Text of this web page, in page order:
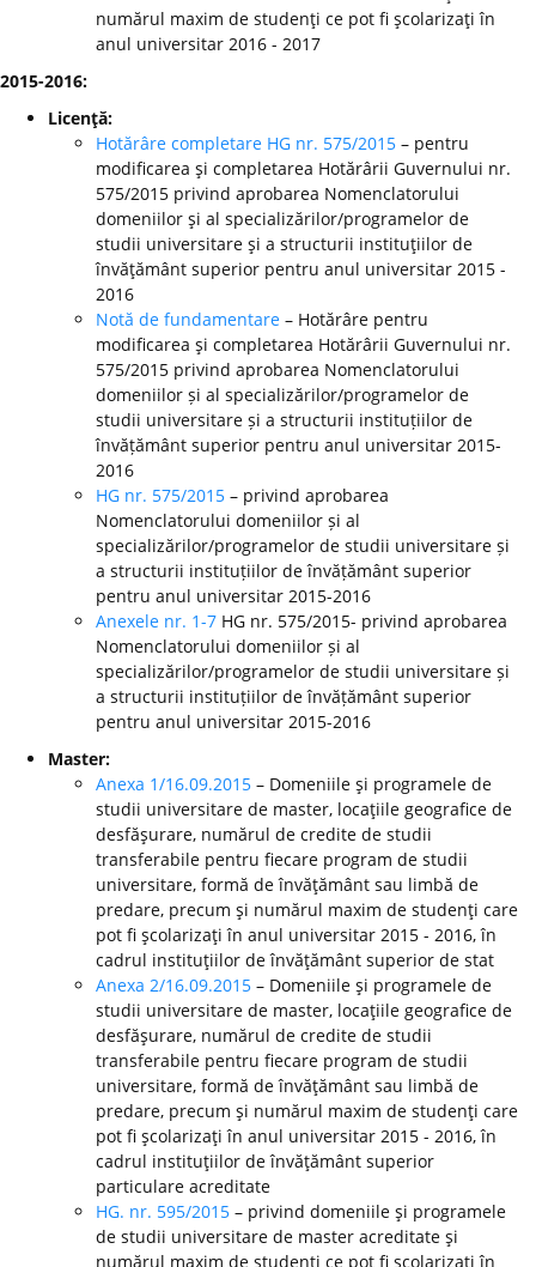
numărul maxim de studenţi ce pot fi şcolarizaţi în
anul universitar 2016 - 2017
2015-2016:
Licenţă:
Hotărâre completare HG nr. 575/2015 – pentru
modificarea şi completarea Hotărârii Guvernului nr.
575/2015 privind aprobarea Nomenclatorului
domeniilor şi al specializărilor/programelor de
studii universitare şi a structurii instituţiilor de
învăţământ superior pentru anul universitar 2015 -
2016
Notă de fundamentare – Hotărâre pentru
modificarea şi completarea Hotărârii Guvernului nr.
575/2015 privind aprobarea Nomenclatorului
domeniilor și al specializărilor/programelor de
studii universitare și a structurii instituțiilor de
învățământ superior pentru anul universitar 2015-
2016
HG nr. 575/2015 – privind aprobarea
Nomenclatorului domeniilor și al
specializărilor/programelor de studii universitare și
a structurii instituțiilor de învățământ superior
pentru anul universitar 2015-2016
Anexele nr. 1-7 HG nr. 575/2015- privind aprobarea
Nomenclatorului domeniilor și al
specializărilor/programelor de studii universitare și
a structurii instituțiilor de învățământ superior
pentru anul universitar 2015-2016
Master:
Anexa 1/16.09.2015 – Domeniile şi programele de
studii universitare de master, locaţiile geografice de
desfăşurare, numărul de credite de studii
transferabile pentru fiecare program de studii
universitare, formă de învăţământ sau limbă de
predare, precum şi numărul maxim de studenţi care
pot fi şcolarizaţi în anul universitar 2015 - 2016, în
cadrul instituţiilor de învăţământ superior de stat
Anexa 2/16.09.2015 – Domeniile şi programele de
studii universitare de master, locaţiile geografice de
desfăşurare, numărul de credite de studii
transferabile pentru fiecare program de studii
universitare, formă de învăţământ sau limbă de
predare, precum şi numărul maxim de studenţi care
pot fi şcolarizaţi în anul universitar 2015 - 2016, în
cadrul instituţiilor de învăţământ superior
particulare acreditate
HG. nr. 595/2015 – privind domeniile şi programele
de studii universitare de master acreditate şi
numărul maxim de studenţi ce pot fi şcolarizaţi în